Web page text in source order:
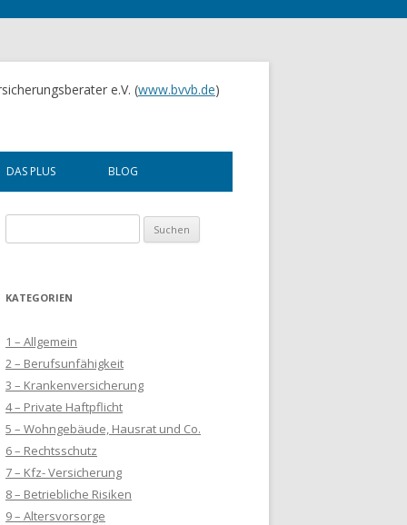
e.V. (www.bvvb.de)
DAS PLUS
FINANZBERATUNG
BLOG
nach:
KATEGORIEN
1 – Allgemein
2 – Berufsunfähigkeit
3 – Krankenversicherung
4 – Private Haftpflicht
5 – Wohngebäude, Hausrat und Co.
6 – Rechtsschutz
7 – Kfz- Versicherung
8 – Betriebliche Risiken
9 – Altersvorsorge